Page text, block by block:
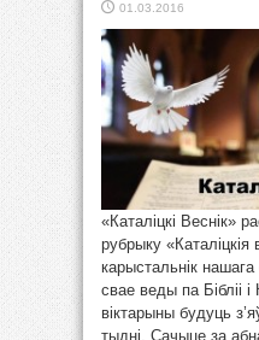
01.03.2016
«Каталіцкі Веснік»
рубрыку
карыстальнік
свае веды па Бібліі
віктарыны будуць
тыдні. Сачыце за